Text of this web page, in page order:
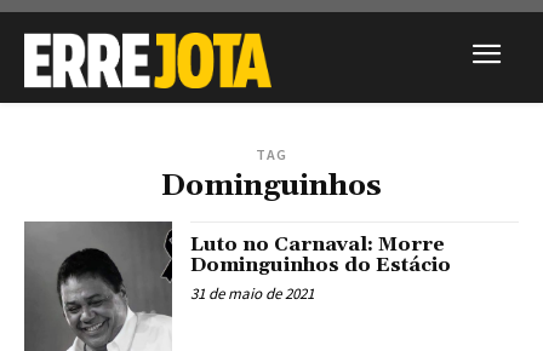
TAG
Dominguinhos
Luto no Carnaval: Morre
Dominguinhos do Estácio
31 de maio de 2021